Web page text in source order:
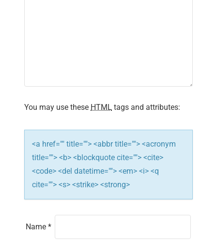
i
o
n
You may use these HTML tags and attributes:
<a href="" title=""> <abbr title=""> <acronym
title=""> <b> <blockquote cite=""> <cite>
<code> <del datetime=""> <em> <i> <q
cite=""> <s> <strike> <strong>
Name *